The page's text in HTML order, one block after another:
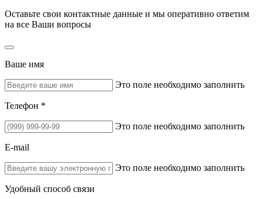
Оставьте свои контактные данные и мы оперативно ответим
на все Ваши вопросы
Ваше имя
Это поле необходимо заполнить
Телефон *
Это поле необходимо заполнить
E-mail
Это поле необходимо заполнить
Удобный способ связи